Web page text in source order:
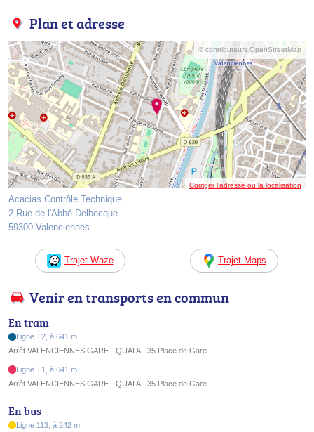
Plan et adresse
© contributeurs OpenStreetMap
Corriger l’adresse ou la localisation
Acacias Contrôle Technique
2 Rue de l'Abbé Delbecque
59300 Valenciennes
Trajet Waze Trajet Maps
Venir en transports en commun
En tram
Ligne T2, à 641 m
Arrêt VALENCIENNES GARE - QUAI A - 35 Place de Gare
Ligne T1, à 641 m
Arrêt VALENCIENNES GARE - QUAI A - 35 Place de Gare
En bus
Ligne 113, à 242 m